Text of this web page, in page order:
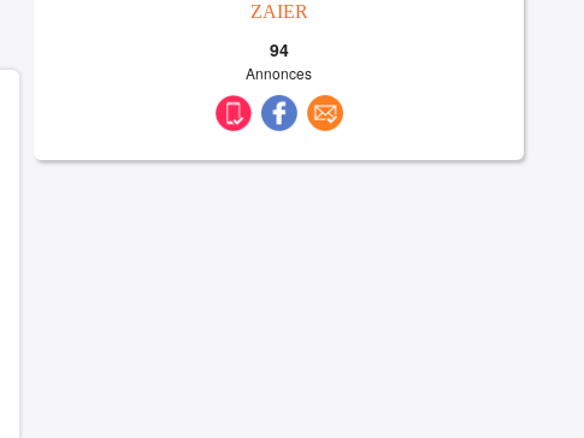
ZAIER
94
Annonces